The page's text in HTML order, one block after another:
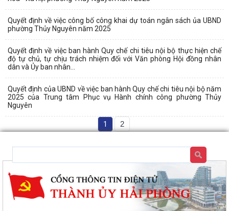
Quyết định về việc công bố công khai dự toán ngân sách ủa UBND
phường Thủy Nguyên năm 2025
Quyết định về việc ban hành Quy chế chi tiêu nội bộ thực hiện chế
độ tự chủ, tự chịu trách nhiệm đối với Văn phòng Hội đồng nhân
dân và Ủy ban nhân...
Quyết định của UBND về việc ban hành Quy chế chi tiêu nội bộ năm
2025 của Trung tâm Phục vụ Hành chính công phường Thủy
Nguyên
1 2